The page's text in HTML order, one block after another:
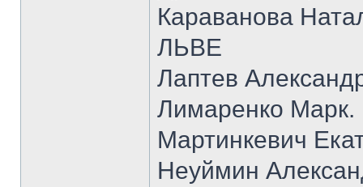
Караванова
ЛЬВЕ
Лаптев
Лимаренко
Мартинкевич
Неуймин